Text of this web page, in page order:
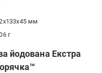
мм
г
йодована Екстра